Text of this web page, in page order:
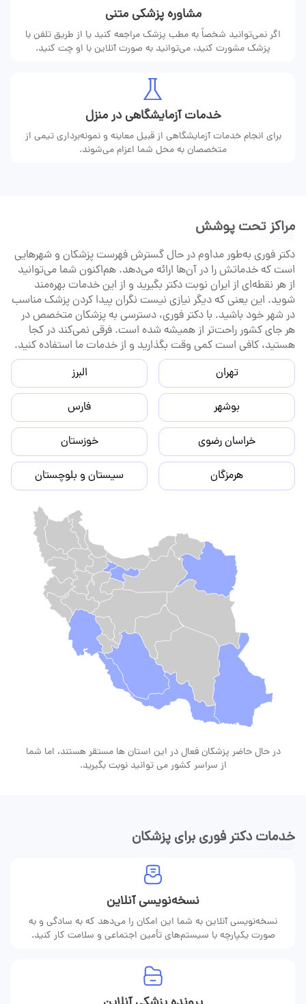
مشاوره پزشکی متنی
اگر نمی‌توانید شخصاً به مطب پزشک مراجعه کنید یا از طریق تلفن با
پزشک مشورت کنید، می‌توانید به ‌صورت آنلاین با او چت کنید.
خدمات آزمایشگاهی در منزل
برای انجام خدمات آزمایشگاهی از قبیل معاینه و نمونه‌برداری تیمی از
متخصصان به محل شما اعزام می‌شوند.
مراکز تحت پوشش
دکتر فوری به‌طور مداوم در حال گسترش فهرست پزشکان و شهرهایی
است که خدماتش را در آن‌ها ارائه می‌دهد. هم‌اکنون شما می‌توانید
از هر نقطه‌ای از ایران نوبت دکتر بگیرید و از این خدمات بهره‌مند
شوید. این یعنی که دیگر نیازی نیست نگران پیدا کردن پزشک مناسب
در شهر خود باشید. با دکتر فوری، دسترسی به پزشکان متخصص در
هر جای کشور راحت‌تر از همیشه شده است. فرقی نمی‌کند در کجا
هستید، کافی است کمی وقت بگذارید و از خدمات ما استفاده کنید.
تهران
البرز
بوشهر فارس
خراسان رضوی خوزستان
هرمزگان سیستان و بلوچستان
در حال حاضر پزشکان فعال در این استان ها مستقر هستند، اما شما
از سراسر کشور می توانید نوبت بگیرید.
خدمات دکتر فوری برای پزشکان
نسخه‌نویسی آنلاین
نسخه‌نویسی آنلاین به شما این امکان را می‌دهد که به سادگی و به
صورت یکپارچه با سیستم‌های تأمین اجتماعی و سلامت کار کنید.